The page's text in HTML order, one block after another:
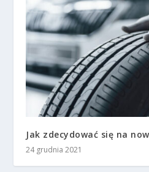
Jak zdecydować się na
24 grudnia 2021